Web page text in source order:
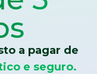
a pagar de
e seguro.